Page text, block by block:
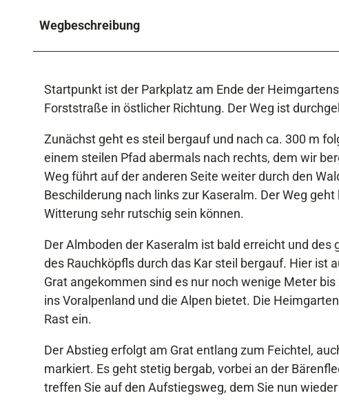
Wegbeschreibung
Startpunkt ist der Parkplatz am Ende der
Forststraße in östlicher Richtung. Der Weg ist
Zunächst geht es steil bergauf und nach ca. 300 m
einem steilen Pfad abermals nach rechts, dem wir
Weg führt auf der anderen Seite weiter durch den
Beschilderung nach links zur Kaseralm. Der Weg
Witterung sehr rutschig sein können.
Der Almboden der Kaseralm ist bald erreicht und
des Rauchköpfls durch das Kar steil bergauf. Hier
Grat angekommen sind es nur noch wenige Meter
ins Voralpenland und die Alpen bietet. Die
Rast ein.
Der Abstieg erfolgt am Grat entlang zum Feichtel,
markiert. Es geht stetig bergab, vorbei an der
treffen Sie auf den Aufstiegsweg, dem Sie nun